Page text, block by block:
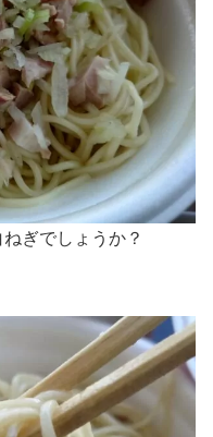
ぎでしょうか？